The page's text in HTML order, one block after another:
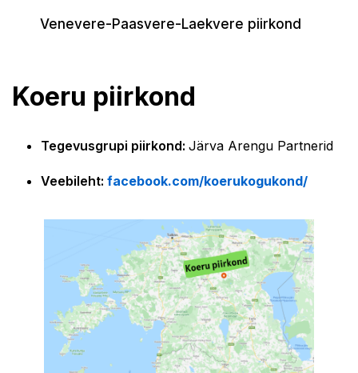
Venevere-Paasvere-Laekvere piirkond
Koeru piirkond
Tegevusgrupi piirkond: Järva Arengu Partnerid
Veebileht: facebook.com/koerukogukond/